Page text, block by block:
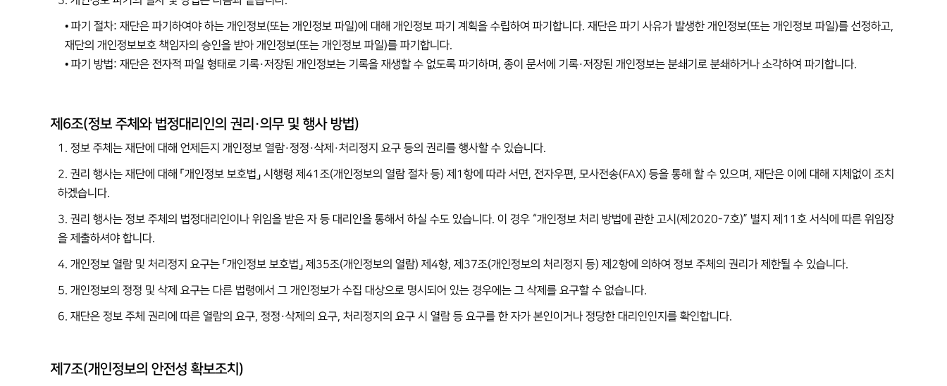
• 파기 절차: 재단은 파기하여야 하는 개인정보(또는 개인정보 파일)에 대해 개인정보 파기 계획을 수립하여 파기합니다. 재단은 파기 사유가 발생한 개인정보(또는 개인정보 파일)를 선정하고,
재단의 개인정보보호 책임자의 승인을 받아 개인정보(또는 개인정보 파일)를 파기합니다.
• 파기 방법: 재단은 전자적 파일 형태로 기록·저장된 개인정보는 기록을 재생할 수 없도록 파기하며, 종이 문서에 기록·저장된 개인정보는 분쇄기로 분쇄하거나 소각하여 파기합니다.
제6조(정보 주체와 법정대리인의 권리·의무 및 행사 방법)
1. 정보 주체는 재단에 대해 언제든지 개인정보 열람·정정·삭제·처리정지 요구 등의 권리를 행사할 수 있습니다.
2. 권리 행사는 재단에 대해 「개인정보 보호법」 시행령 제41조(개인정보의 열람 절차 등) 제1항에 따라 서면, 전자우편, 모사전송(FAX) 등을 통해 할 수 있으며, 재단은 이에 대해 지체없이 조치
하겠습니다.
3. 권리 행사는 정보 주체의 법정대리인이나 위임을 받은 자 등 대리인을 통해서 하실 수도 있습니다. 이 경우 “개인정보 처리 방법에 관한 고시(제2020-7호)” 별지 제11호 서식에 따른 위임장
을 제출하셔야 합니다.
4. 개인정보 열람 및 처리정지 요구는 「개인정보 보호법」 제35조(개인정보의 열람) 제4항, 제37조(개인정보의 처리정지 등) 제2항에 의하여 정보 주체의 권리가 제한될 수 있습니다.
5. 개인정보의 정정 및 삭제 요구는 다른 법령에서 그 개인정보가 수집 대상으로 명시되어 있는 경우에는 그 삭제를 요구할 수 없습니다.
6. 재단은 정보 주체 권리에 따른 열람의 요구, 정정·삭제의 요구, 처리정지의 요구 시 열람 등 요구를 한 자가 본인이거나 정당한 대리인인지를 확인합니다.
제7조(개인정보의 안전성 확보조치)